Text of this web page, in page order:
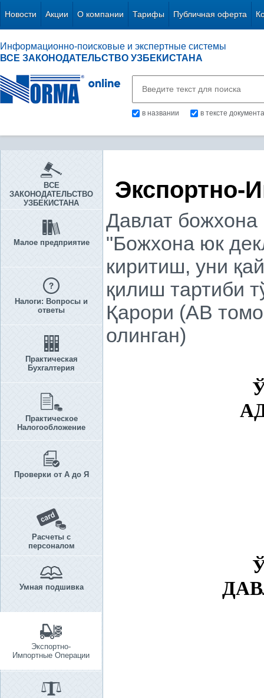
Новости Акции О компании Тарифы Публичная оферта
Информационно-поисковые и экспертные системы
ВСЕ ЗАКОНОДАТЕЛЬСТВО УЗБЕКИСТАНА
в названии в тексте документа
ВСЕ
ЗАКОНОДАТЕЛЬСТВО
УЗБЕКИСТАНА
Малое предприятие
Налоги: Вопросы и
ответы
Практическая
Бухгалтерия
Практическое
Налогообложение
Проверки от А до Я
Расчеты с
персоналом
Умная подшивка
Экспортно-
Импортные Операции
Экспортно-
Давлат божхона
"Божхона юк
киритиш, уни
қилиш тартиби
Қарори (АВ
олинган)